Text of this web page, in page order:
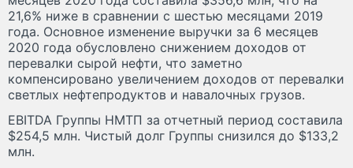
21,6% ниже в сравнении с шестью месяцами 2019
года. Основное изменение выручки за 6 месяцев
2020 года обусловлено снижением доходов от
перевалки сырой нефти, что заметно
компенсировано увеличением доходов от перевалки
светлых нефтепродуктов и навалочных грузов.
EBITDA Группы НМТП за отчетный период составила
$254,5 млн. Чистый долг Группы снизился до $133,2
млн.